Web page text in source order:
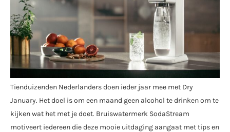
Tienduizenden Nederlanders doen ieder jaar mee met Dry
January. Het doel is om een maand geen alcohol te drinken om te
kijken wat het met je doet. Bruiswatermerk SodaStream
motiveert iedereen die deze mooie uitdaging aangaat met tips en